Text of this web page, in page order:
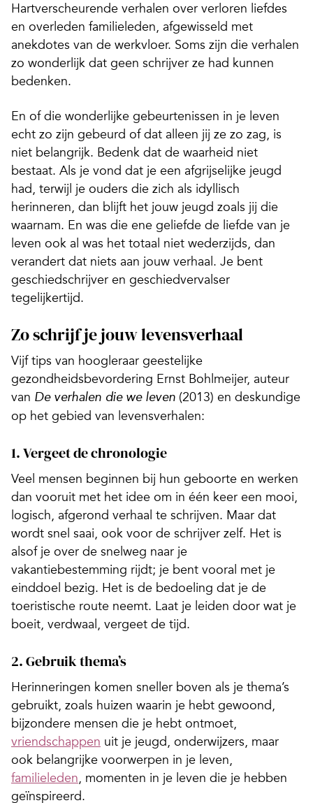
Hartverscheurende verhalen over verloren liefdes
en over­leden familieleden, afgewisseld met
anekdotes van de werkvloer. Soms zijn die verhalen
zo wonderlijk dat geen schrijver ze had kunnen
bedenken.
En of die wonderlijke gebeurtenissen in je leven
echt zo zijn gebeurd of dat alleen jij ze zo zag, is
niet belangrijk. Bedenk dat de waarheid niet
bestaat. Als je vond dat je een afgrijselijke jeugd
had, terwijl je ouders die zich als idyllisch
herinneren, dan blijft het jouw jeugd zoals jij die
waarnam. En was die ene geliefde de liefde van je
leven ook al was het totaal niet wederzijds, dan
verandert dat niets aan jouw verhaal. Je bent
geschiedschrijver en geschiedvervalser
tegelijkertijd.
Zo schrijf je jouw levensverhaal
Vijf tips van hoogleraar geestelijke
gezondheidsbevordering Ernst Bohlmeijer, auteur
van De verhalen die we leven (2013) en deskundige
op het gebied van levensverhalen:
1. Vergeet de chronologie
Veel mensen beginnen bij hun geboorte en werken
dan vooruit met het idee om in één keer een mooi,
logisch, afgerond verhaal te schrijven. Maar dat
wordt snel saai, ook voor de schrijver zelf. Het is
alsof je over de snelweg naar je
vakantiebestemming rijdt; je bent vooral met je
einddoel bezig. Het is de bedoeling dat je de
toeristische route neemt. Laat je leiden door wat je
boeit, verdwaal, vergeet de tijd.
2. Gebruik thema’s
Herinneringen komen sneller boven als je thema’s
gebruikt, zoals huizen waarin je hebt gewoond,
bijzondere mensen die je hebt ontmoet,
vriendschappen uit je jeugd, onderwijzers, maar
ook belangrijke voorwerpen in je leven,
familieleden, momenten in je leven die je hebben
geïnspireerd.